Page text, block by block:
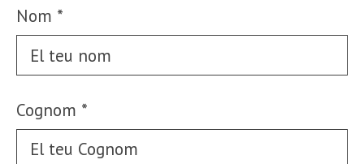
Nom *
Cognom *